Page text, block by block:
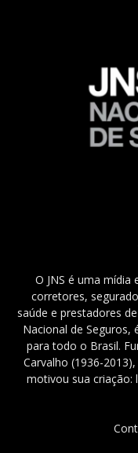
O JNS é uma mídia
corretores,
saúde e prestadores
Nacional de Seguros,
para todo o Brasil.
Carvalho (1936-
motivou sua criação: